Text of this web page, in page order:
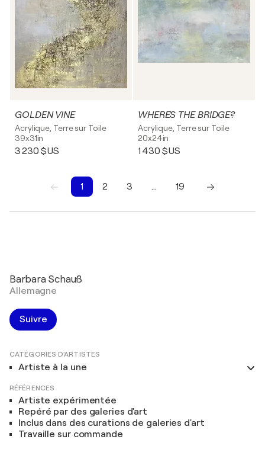
GOLDEN VINE
Acrylique, Terre sur Toile
39x31in
3 230 $US
WHERE`S THE BRIDGE?
Acrylique, Terre sur Toile
20x24in
1 430 $US
1 2 3 …
19
Barbara Schauß
Allemagne
Suivre
CATÉGORIES D'ARTISTES
Artiste à la une
RÉFÉRENCES
Artiste expérimentée
Repéré par des galeries d'art
Inclus dans des curations de galeries d'art
Travaille sur commande